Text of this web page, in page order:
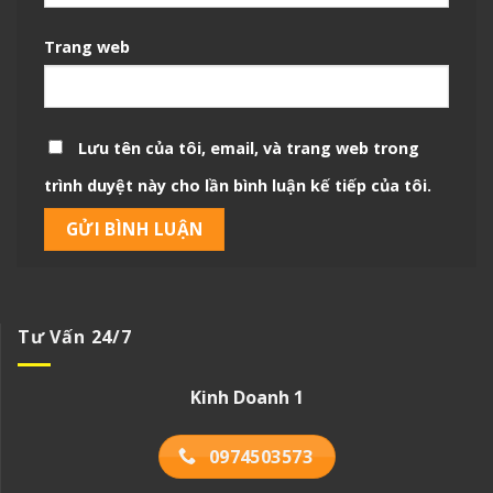
Trang web
Lưu tên của tôi, email, và trang web trong
trình duyệt này cho lần bình luận kế tiếp của tôi.
Tư Vấn 24/7
Kinh Doanh 1
0974503573